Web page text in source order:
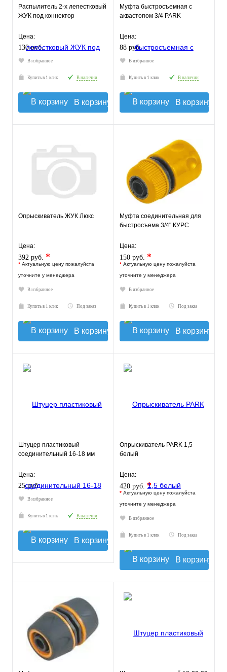
Распылитель 2-х лепестковый
ЖУК под коннектор
Цена:
130 руб.
В избранное
Купить в 1 клик В наличии
В корзину
Муфта быстросъемная с
аквастопом 3/4 PARK
Цена:
88 руб.
В избранное
Купить в 1 клик В наличии
В корзину
Опрыскиватель ЖУК Люкс
Цена:
392 руб. *
* Актуальную цену пожалуйста
уточните у менеджера
В избранное
Купить в 1 клик Под заказ
В корзину
Муфта соединительная для
быстросъема 3/4" КУРС
Цена:
150 руб. *
* Актуальную цену пожалуйста
уточните у менеджера
В избранное
Купить в 1 клик Под заказ
В корзину
Штуцер пластиковый
соединительный 16-18 мм
Цена:
25 руб.
В избранное
Купить в 1 клик В наличии
В корзину
Опрыскиватель PARK 1,5
белый
Цена:
420 руб. *
* Актуальную цену пожалуйста
уточните у менеджера
В избранное
Купить в 1 клик Под заказ
В корзину